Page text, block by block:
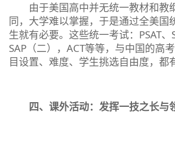
由于美国高中并无统一教材和教
同，大学难以掌握，于是通过全美国
生就有必要。这些统一考试：PSAT、
SAP（二），ACT等等，与中国的高
目设置、难度、学生挑选自由度，都
四、课外活动：发挥一技之长与